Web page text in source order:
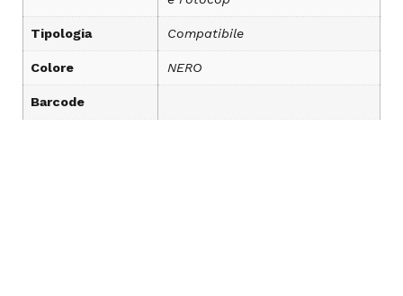
Tipologia Compatibile
Colore NERO
Barcode